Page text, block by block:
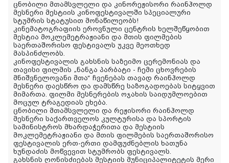
ცნობილი მთამსვლელი და კინორეჟისორი რაინჰოლდ
მესნერი მესტიის კინოფესტივალში სპეციალური
სტუმრის სტატუსით მონაწილეობს!
კინემატოგრაფიის ეროვნული ცენტრის ხელშეწყობით
მესტია მოკლემეტრაჟიანი და მთის ფილმების
საერთაშორისო ფესტივალს უკვე მეოთხედ
მასპინძლობს.
კინოფესტივალის გახსნის საზეიმო ცერემონიას და
თავისი ფილმის „ნანგა პარბატი - ჩემი ცხოვრების
მნიშვნელოვანი მთა“ ჩვენებას თავად რაინჰოლდ
მესნერი დაესწრო და დამსწრე საზოგადოებას სიტყვით
მიმართა. ფილმი მესნერების ოჯახის საიდუმლოებით
მოცულ ტრაგედიას ეხება.
ცნობილი მთამსვლელი და რეჟისორი რაინჰოლდ
მესნერი საქართველოს კულტურისა და სპორტის
სამინისტროს მხარდაჭერითა და მესტიის
მოკლემეტრაჟიანი და მთის ფილმების საერთაშორისო
ფესტივალის ერთ-ერთი დამფუძნებლის ხათუნა
ხუნდაძის მოწვევით სტუმრობს ფესტივალს.
გახსნის ღონისძიებას მესტიის მუნიციპალიტეტის მერი